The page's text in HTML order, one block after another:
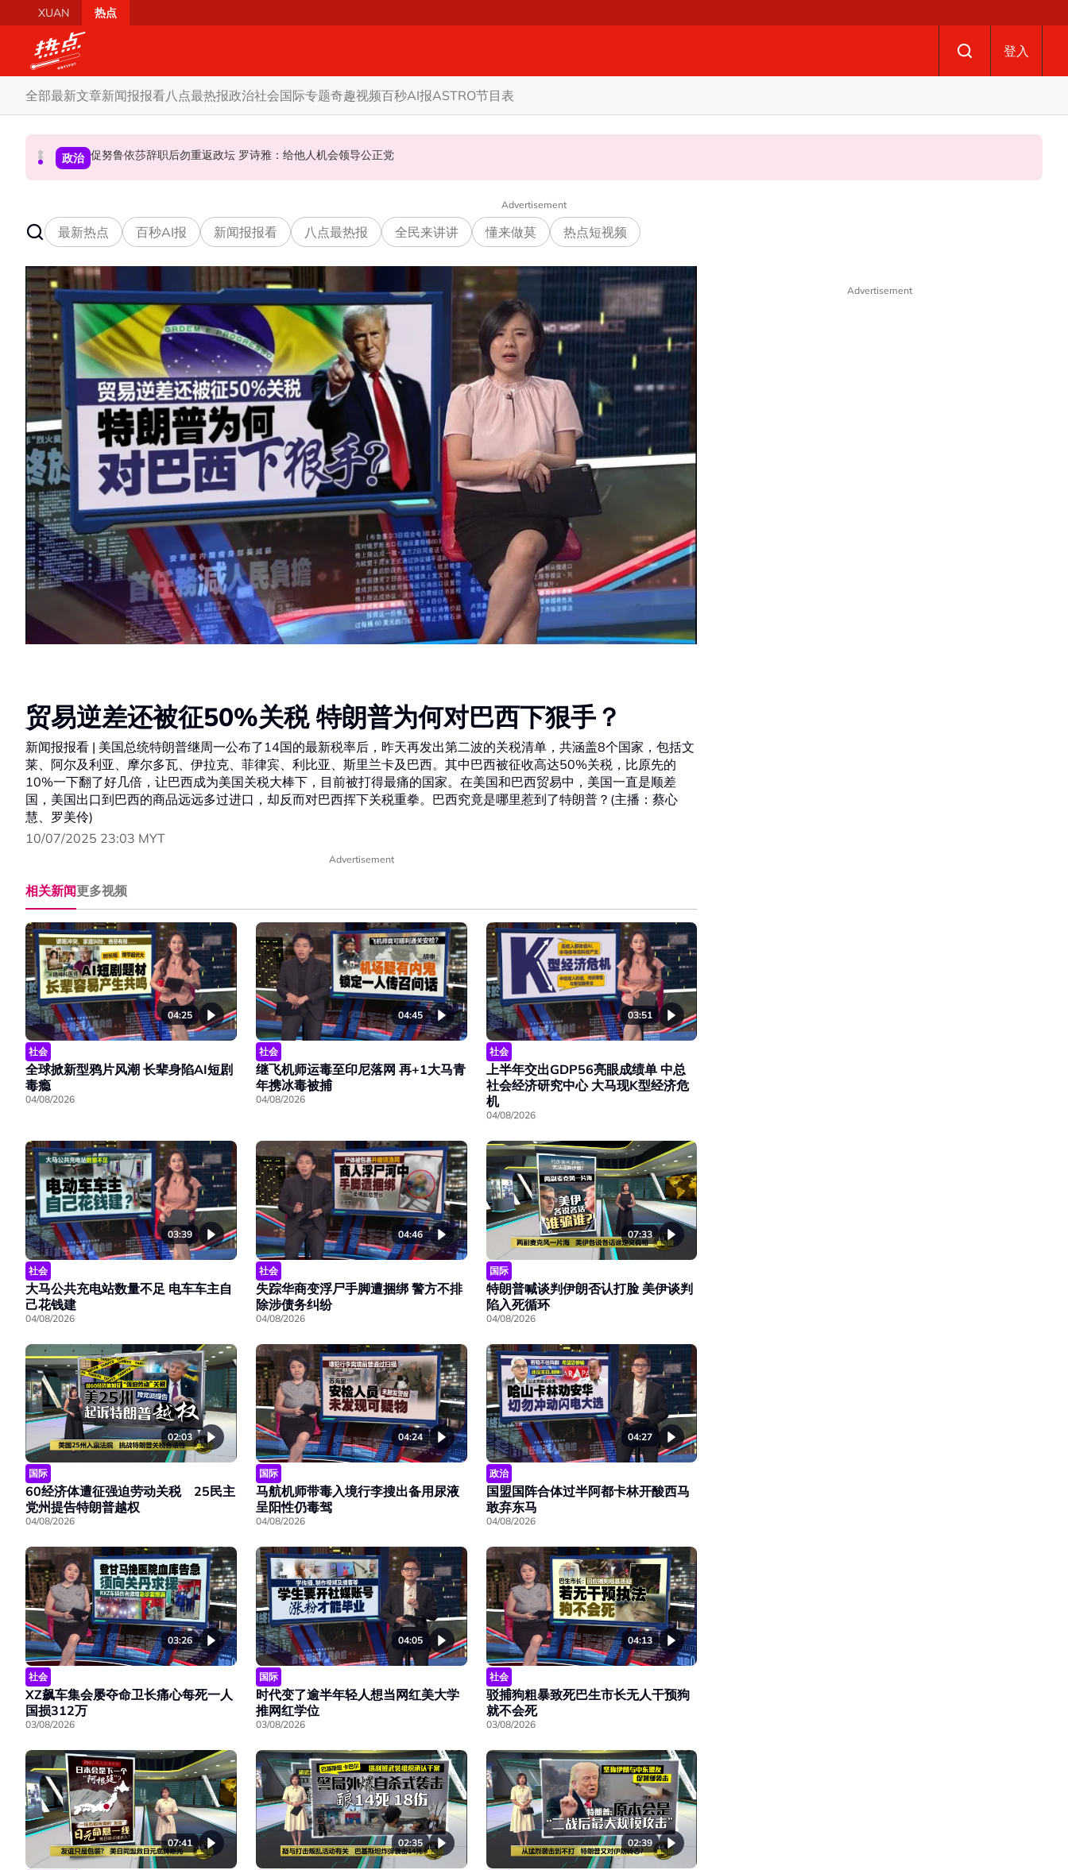
Skip to main content
XUAN 热点
登入
全部最新文章新闻报报看八点最热报政治社会国际专题奇趣视频百秒AI报ASTRO节目表
政治 炮轰哈迪不了解章程 阿兹敏：国盟无“自动退盟”规定
政治 促努鲁依莎辞职后勿重返政坛 罗诗雅：给他人机会领导公正党
国际 泰校园枪击案酿8师生亡 枪手疑遭长期遭霸凌成导火索
Advertisement
最新热点 百秒AI报 新闻报报看 八点最热报 全民来讲讲 懂来做莫 热点短视频
贸易逆差还被征50%关税 特朗普为何对巴西下狠手？
新闻报报看 | 美国总统特朗普继周一公布了14国的最新税率后，昨天再发出第二波的关税清单，共涵盖8个国家，包括文
莱、阿尔及利亚、摩尔多瓦、伊拉克、菲律宾、利比亚、斯里兰卡及巴西。其中巴西被征收高达50%关税，比原先的
10%一下翻了好几倍，让巴西成为美国关税大棒下，目前被打得最痛的国家。在美国和巴西贸易中，美国一直是顺差
国，美国出口到巴西的商品远远多过进口，却反而对巴西挥下关税重拳。巴西究竟是哪里惹到了特朗普？(主播：蔡心
慧、罗美伶)
10/07/2025 23:03 MYT
Advertisement
相关新闻更多视频
04:25
社会
全球掀新型鸦片风潮 长辈身陷AI短剧
毒瘾
04/08/2026
04:45
社会
继飞机师运毒至印尼落网 再+1大马青
年携冰毒被捕
04/08/2026
03:51
社会
上半年交出GDP56亮眼成绩单 中总
社会经济研究中心 大马现K型经济危
机
04/08/2026
03:39
社会
大马公共充电站数量不足 电车车主自
己花钱建
04/08/2026
04:46
社会
失踪华商变浮尸手脚遭捆绑 警方不排
除涉债务纠纷
04/08/2026
07:33
国际
特朗普喊谈判伊朗否认打脸 美伊谈判
陷入死循环
04/08/2026
02:03
国际
60经济体遭征强迫劳动关税 25民主
党州提告特朗普越权
04/08/2026
04:24
国际
马航机师带毒入境行李搜出备用尿液
呈阳性仍毒驾
04/08/2026
04:27
政治
国盟国阵合体过半阿都卡林开酸西马
敢弃东马
04/08/2026
03:26
社会
XZ飙车集会屡夺命卫长痛心每死一人
国损312万
03/08/2026
04:05
国际
时代变了逾半年轻人想当网红美大学
推网红学位
03/08/2026
04:13
社会
驳捕狗粗暴致死巴生市长无人干预狗
就不会死
03/08/2026
07:41 02:35 02:39
Advertisement